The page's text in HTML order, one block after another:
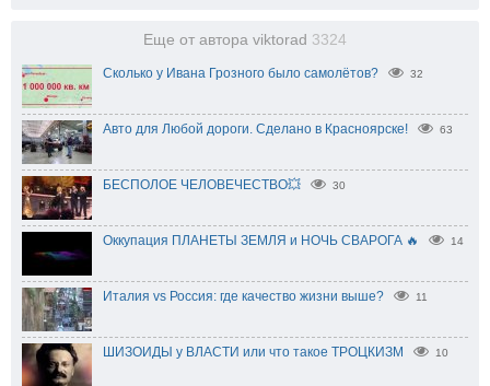
Еще от автора viktorad 3324
Сколько у Ивана Грозного было самолётов? 32
Авто для Любой дороги. Сделано в Красноярске! 63
БЕСПОЛОЕ ЧЕЛОВЕЧЕСТВО💥 30
Оккупация ПЛАНЕТЫ ЗЕМЛЯ и НОЧЬ СВАРОГА 🔥 14
Италия vs Россия: где качество жизни выше? 11
ШИЗОИДЫ у ВЛАСТИ или что такое ТРОЦКИЗМ 10